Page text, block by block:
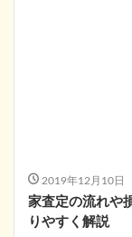
2019年12月10日
家査定の流れや
りやすく解説